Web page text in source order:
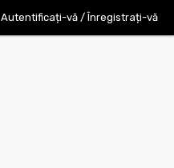
Autentificați-vă / Înregistrați-vă